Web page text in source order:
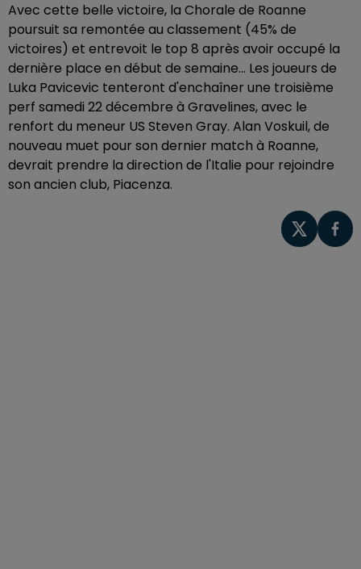
Avec cette belle victoire, la Chorale de Roanne
poursuit sa remontée au classement (45% de
victoires) et entrevoit le top 8 après avoir occupé la
dernière place en début de semaine... Les joueurs de
Luka Pavicevic tenteront d'enchaîner une troisième
perf samedi 22 décembre à Gravelines, avec le
renfort du meneur US Steven Gray. Alan Voskuil, de
nouveau muet pour son dernier match à Roanne,
devrait prendre la direction de l'Italie pour rejoindre
son ancien club, Piacenza.